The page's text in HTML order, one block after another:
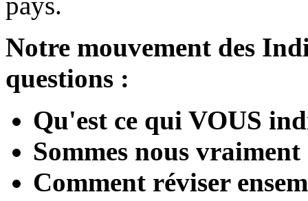
Notre mouvement des
questions :
Qu'est ce qui VOUS
Sommes nous
Comment réviser